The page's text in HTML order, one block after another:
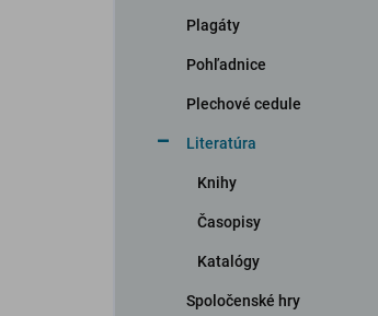
Plagáty
Pohľadnice
Plechové cedule
Literatúra
Knihy
Časopisy
Katalógy
Spoločenské hry